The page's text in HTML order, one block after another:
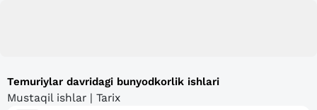
Temuriylar davridagi bunyodkorlik ishlari
Mustaqil ishlar | Tarix